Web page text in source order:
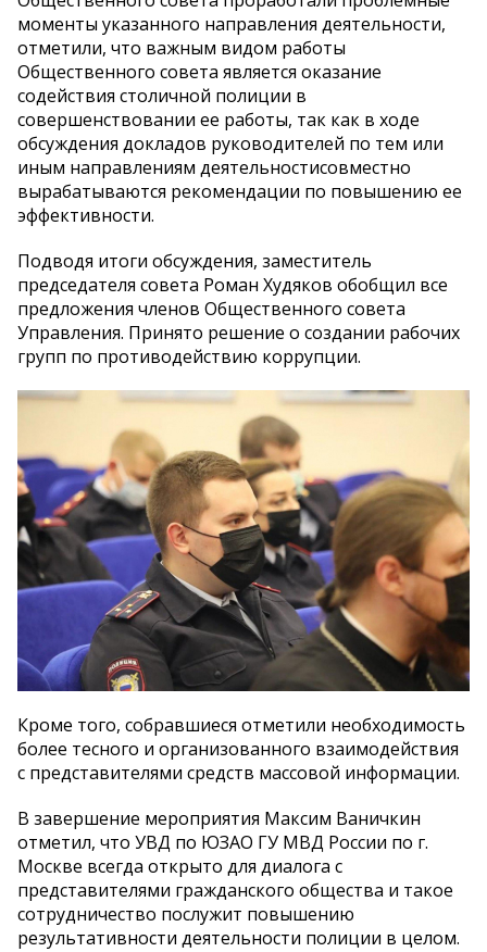
моменты указанного направления деятельности,
отметили, что важным видом работы
Общественного совета является оказание
содействия столичной полиции в
совершенствовании ее работы, так как в ходе
обсуждения докладов руководителей по тем или
иным направлениям деятельностисовместно
вырабатываются рекомендации по повышению ее
эффективности.
Подводя итоги обсуждения, заместитель
председателя совета Роман Худяков обобщил все
предложения членов Общественного совета
Управления. Принято решение о создании рабочих
групп по противодействию коррупции.
Кроме того, собравшиеся отметили необходимость
более тесного и организованного взаимодействия
с представителями средств массовой информации.
В завершение мероприятия Максим Ваничкин
отметил, что УВД по ЮЗАО ГУ МВД России по г.
Москве всегда открыто для диалога с
представителями гражданского общества и такое
сотрудничество послужит повышению
результативности деятельности полиции в целом.